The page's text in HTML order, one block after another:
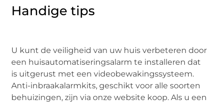
Handige tips
U kunt de veiligheid van uw huis verbeteren door
een huisautomatiseringsalarm te installeren dat
is uitgerust met een videobewakingssysteem.
Anti-inbraakalarmkits, geschikt voor alle soorten
behuizingen, zijn via onze website koop. Als u een